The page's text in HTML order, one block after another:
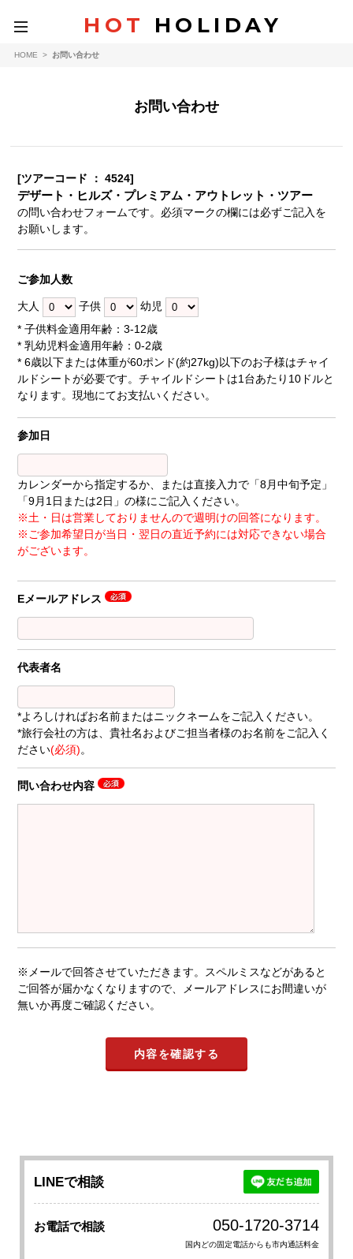
toggle
navigation
HOT HOLIDAY
HOME > お問い合わせ
お問い合わせ
[ツアーコード ： 4524]
デザート・ヒルズ・プレミアム・アウトレット・ツアー
の問い合わせフォームです。必須マークの欄には必ずご記入を
お願いします。
ご参加人数
大人 子供
幼児
* 子供料金適用年齢：3-12歳
* 乳幼児料金適用年齢：0-2歳
* 6歳以下または体重が60ポンド(約27kg)以下のお子様はチャイ
ルドシートが必要です。チャイルドシートは1台あたり10ドルと
なります。現地にてお支払いください。
参加日
カレンダーから指定するか、または直接入力で「8月中旬予定」
「9月1日または2日」の様にご記入ください。
※土・日は営業しておりませんので週明けの回答になります。
※ご参加希望日が当日・翌日の直近予約には対応できない場合
がございます。
Eメールアドレス
代表者名
*よろしければお名前またはニックネームをご記入ください。
*旅行会社の方は、貴社名およびご担当者様のお名前をご記入く
ださい(必須)。
問い合わせ内容
※メールで回答させていただきます。スペルミスなどがあると
ご回答が届かなくなりますので、メールアドレスにお間違いが
無いか再度ご確認ください。
LINEで相談
お電話で相談 050-1720-3714
国内どの固定電話からも市内通話料金